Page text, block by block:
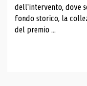
dell'intervento, dove
fondo storico, la
del premio ...